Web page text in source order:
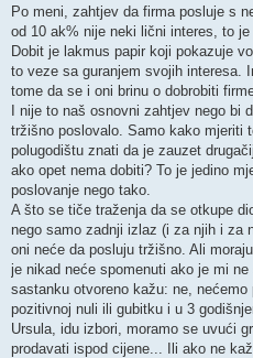
s
Po meni, zahtjev da firma posluje s
od 10 ak% nije neki lični interes, to
Dobit je lakmus papir koji pokazuje
to veze sa guranjem svojih interesa.
tome da se i oni brinu o dobrobiti
I nije to naš osnovni zahtjev nego bi
tržišno poslovalo. Samo kako mjeriti
polugodištu znati da je zauzet
ako opet nema dobiti? To je jedino
poslovanje nego tako.
A što se tiče traženja da se otkupe
nego samo zadnji izlaz (i za njih i za
oni neće da posluju tržišno. Ali
je nikad neće spomenuti ako je mi
sastanku otvoreno kažu: ne,
pozitivnoj nuli ili gubitku i u 3
Ursula, idu izbori, moramo se uvući
prodavati ispod cijene... Ili ako ne